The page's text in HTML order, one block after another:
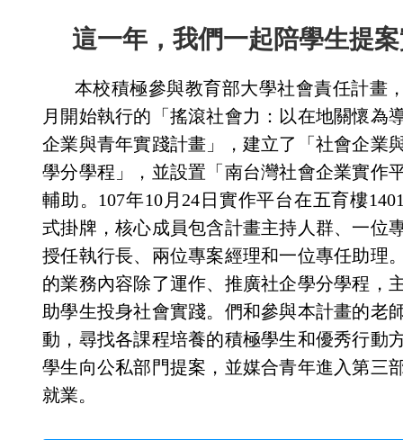
這一年，我們一起陪學生提
本校積極參與教育部大學社會責任計畫
月開始執行的「搖滾社會力：以在地關懷為
企業與青年實踐計畫」，建立了「社會企業
學分學程」，並設置「南台灣社會企業實作
輔助。107年10月24日實作平台在五育樓
式掛牌，核心成員包含計畫主持人群、一位
授任執行長、兩位專案經理和一位專任助理
的業務內容除了運作、推廣社企學分學程，
助學生投身社會實踐。們和參與本計畫的老
動，尋找各課程培養的積極學生和優秀行動
學生向公私部門提案，並媒合青年進入第三
就業。